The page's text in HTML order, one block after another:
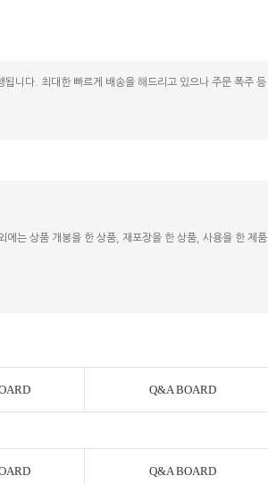
니다. 최대한 빠르게 배송을 해드리고 있으나 주문 폭주 등
에는 상품 개봉을 한 상품, 재포장을 한 상품, 사용을 한 제품
Q&A BOARD
Q&A BOARD